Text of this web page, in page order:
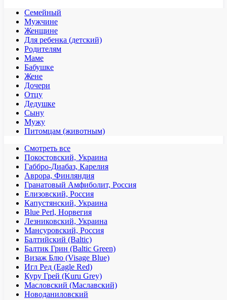
Семейный
Мужчине
Женщине
Для ребенка (детский)
Родителям
Маме
Бабушке
Жене
Дочери
Отцу
Дедушке
Сыну
Мужу
Питомцам (животным)
Смотреть все
Покостовский, Украина
Габбро-Диабаз, Карелия
Аврора, Финляндия
Гранатовый Амфиболит, Россия
Елизовский, Россия
Капустянский, Украина
Blue Perl, Норвегия
Лезниковский, Украина
Мансуровский, Россия
Балтийский (Baltic)
Балтик Грин (Baltic Green)
Визаж Блю (Visage Blue)
Игл Ред (Eagle Red)
Куру Грей (Kuru Grey)
Масловский (Маславский)
Новоданиловский